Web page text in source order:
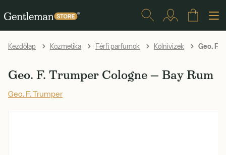
Kezdőlap Kozmetika Férfi parfümök Kölnivizek Geo. F.
Geo. F. Trumper Cologne — Bay Rum
Geo. F. Trumper